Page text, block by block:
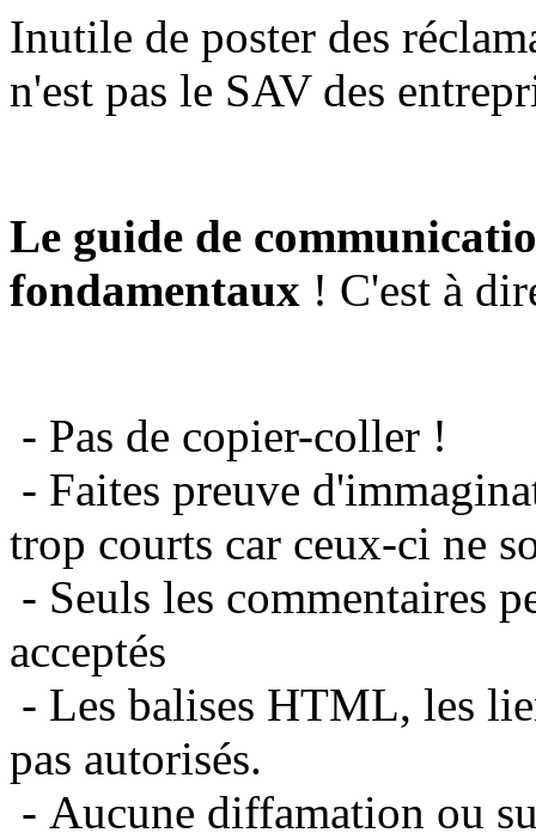
Inutile de poster des
n'est pas le SAV des
Le guide de
fondamentaux ! C'est à
- Pas de copier-coller !
- Faites preuve
trop courts car ceux-ci ne
- Seuls les commentaires
acceptés
- Les balises HTML, les
pas autorisés.
- Aucune diffamation ou